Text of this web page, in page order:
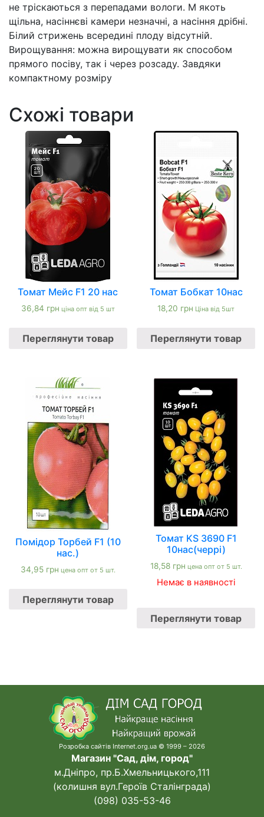
не тріскаються з перепадами вологи. М якоть
щільна, насіннєві камери незначні, а насіння дрібні.
Білий стрижень всередині плоду відсутній.
Вирощування: можна вирощувати як способом
прямого посіву, так і через розсаду. Завдяки
компактному розміру
Схожі товари
Томат Мейс F1 20 нас
36,84 грн ціна опт від 5 шт
Переглянути товар
Томат Бобкат 10нас
18,20 грн Ціна від 5шт
Переглянути товар
Помідор Торбей F1 (10
нас.)
34,95 грн цена опт от 5 шт.
Переглянути товар
Томат KS 3690 F1
10нас(черрі)
18,58 грн цена опт от 5 шт.
Немає в наявності
Переглянути товар
Розробка сайтів Internet.org.ua © 1999 – 2026
Магазин "Сад, дім, город"
м.Дніпро, пр.Б.Хмельницького,111
(колишня вул.Героїв Сталінграда)
(098) 035-53-46